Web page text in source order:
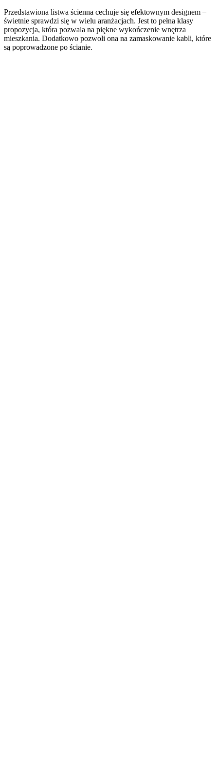
Przedstawiona listwa ścienna cechuje się efektownym designem –
świetnie sprawdzi się w wielu aranżacjach. Jest to pełna klasy
propozycja, która pozwala na piękne wykończenie wnętrza
mieszkania. Dodatkowo pozwoli ona na zamaskowanie kabli, które
są poprowadzone po ścianie.